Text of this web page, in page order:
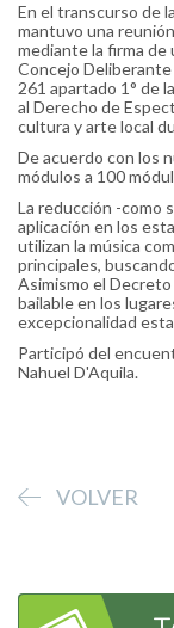
En el transcurso de
mantuvo una
mediante la firma
Concejo Deliberante
261 apartado 1° de
al Derecho de
cultura y arte local
De acuerdo con los
módulos a 100
La reducción -como
aplicación en los
utilizan la música
principales,
Asimismo el
bailable en los
excepcionalidad
Participó del
Nahuel D'Aquila.
VOLVER